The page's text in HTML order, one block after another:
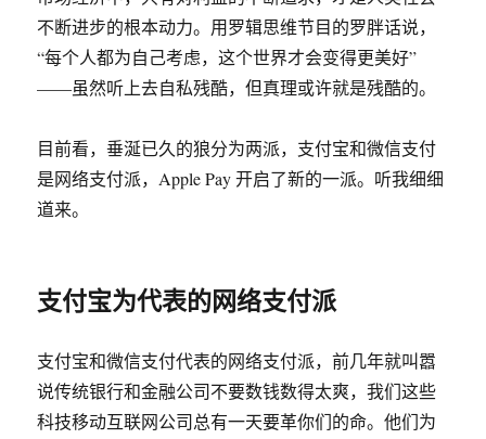
不断进步的根本动力。用罗辑思维节目的罗胖话说，
“每个人都为自己考虑，这个世界才会变得更美好”
——虽然听上去自私残酷，但真理或许就是残酷的。
目前看，垂涎已久的狼分为两派，支付宝和微信支付
是网络支付派，Apple Pay 开启了新的一派。听我细细
道来。
支付宝为代表的网络支付派
支付宝和微信支付代表的网络支付派，前几年就叫嚣
说传统银行和金融公司不要数钱数得太爽，我们这些
科技移动互联网公司总有一天要革你们的命。他们为